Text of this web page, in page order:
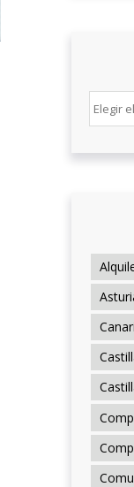
ARCHIVO